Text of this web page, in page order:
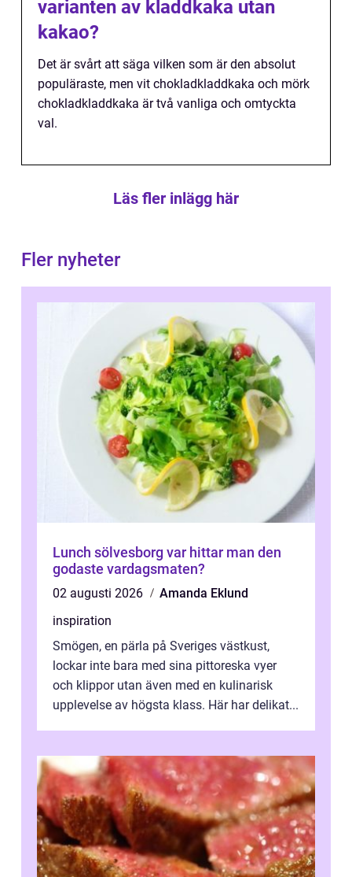
varianten av kladdkaka utan
kakao?
Det är svårt att säga vilken som är den absolut
populäraste, men vit chokladkladdkaka och mörk
chokladkladdkaka är två vanliga och omtyckta
val.
Läs fler inlägg här
Fler nyheter
Lunch sölvesborg var hittar man den
godaste vardagsmaten?
02 augusti 2026
Amanda Eklund
inspiration
Smögen, en pärla på Sveriges västkust,
lockar inte bara med sina pittoreska vyer
och klippor utan även med en kulinarisk
upplevelse av högsta klass. Här har delikat...